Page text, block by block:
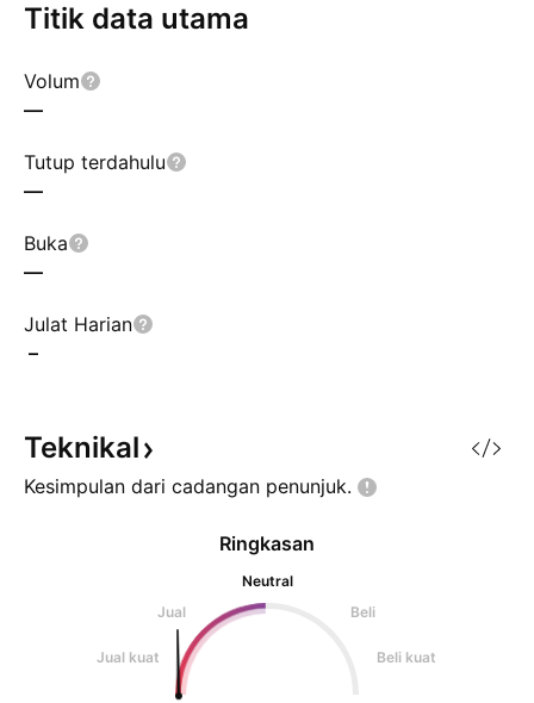
Titik data utama
Volum
—
Tutup terdahulu
—
Buka
—
Julat Harian
–
Teknikal
Kesimpulan dari cadangan penunjuk.
Ringkasan
Neutral
Jual
Beli
Jual kuat Beli kuat